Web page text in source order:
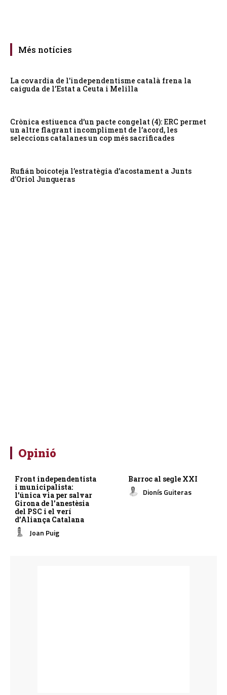
Més notícies
La covardia de l’independentisme català frena la
caiguda de l’Estat a Ceuta i Melilla
Crònica estiuenca d’un pacte congelat (4): ERC permet
un altre flagrant incompliment de l’acord, les
seleccions catalanes un cop més sacrificades
Rufián boicoteja l’estratègia d’acostament a Junts
d’Oriol Junqueras
Opinió
Front independentista
i municipalista:
l’única via per salvar
Girona de l’anestèsia
del PSC i el verí
d’Aliança Catalana
Joan Puig
Barroc al segle XXI
Dionís Guiteras